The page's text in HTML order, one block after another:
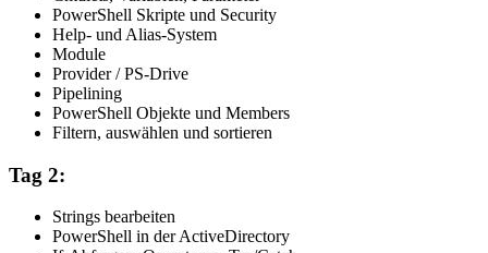
PowerShell Skripte und Security
Help- und Alias-System
Module
Provider / PS-Drive
Pipelining
PowerShell Objekte und Members
Filtern, auswählen und sortieren
Tag 2:
Strings bearbeiten
PowerShell in der ActiveDirectory